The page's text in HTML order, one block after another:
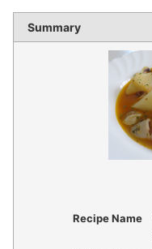
Summary
Recipe Name